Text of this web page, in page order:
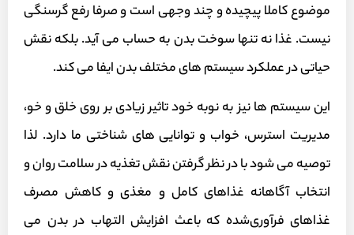
موضوع کاملا پیچیده و چند وجهی است و صرفا رفع گرسنگی
نیست. غذا نه تنها سوخت بدن به حساب می آید. بلکه نقش
حیاتی در عملکرد سیستم های مختلف بدن ایفا می کند.
این سیستم ها نیز به نوبه خود تاثیر زیادی بر روی خلق و ‌خو،
مدیریت استرس، خواب و توانایی های شناختی ما دارد. لذا
توصیه می شود با در نظر گرفتن نقش تغذیه در سلامت روان و
انتخاب آگاهانه غذاهای کامل و مغذی و کاهش مصرف
غذاهای فرآوری‌شده که باعث افزایش التهاب در بدن می